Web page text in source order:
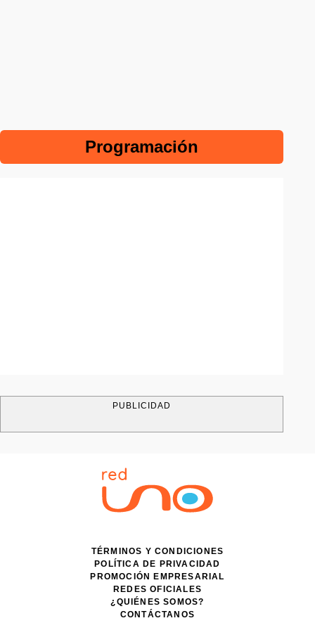
Programación
PUBLICIDAD
TÉRMINOS Y CONDICIONES
POLÍTICA DE PRIVACIDAD
PROMOCIÓN EMPRESARIAL
REDES OFICIALES
¿QUIÉNES SOMOS?
CONTÁCTANOS